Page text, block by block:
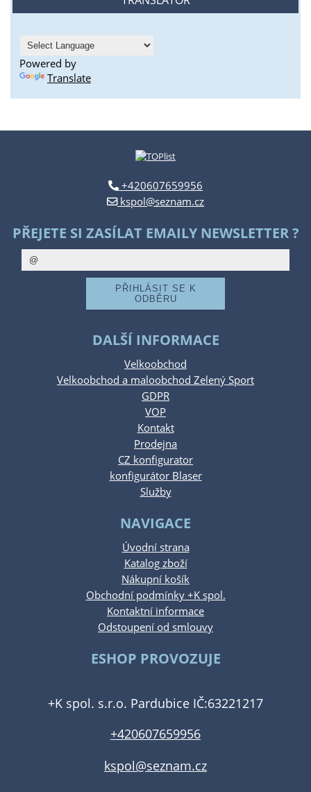
Powered by
Translate
+420607659956
kspol@seznam.cz
PŘEJETE SI ZASÍLAT EMAILY NEWSLETTER ?
DALŠÍ INFORMACE
Velkoobchod
Velkoobchod a maloobchod Zelený Sport
GDPR
VOP
Kontakt
Prodejna
CZ konfigurator
konfigurátor Blaser
Služby
NAVIGACE
Úvodní strana
Katalog zboží
Nákupní košík
Obchodní podmínky +K spol.
Kontaktní informace
Odstoupení od smlouvy
ESHOP PROVOZUJE
+K spol. s.r.o. Pardubice IČ:63221217
+420607659956
kspol@seznam.cz